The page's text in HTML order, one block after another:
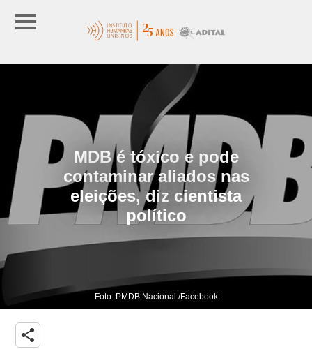
MDB é tóxico e pode
contaminar aliados nas
eleições, diz cientista
político
Foto: PMDB Nacional /Facebook
share